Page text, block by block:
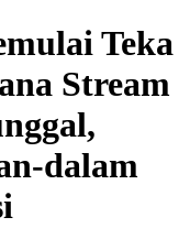
Teka
Stream
dalam